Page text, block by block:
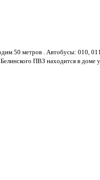
50 метров . Автобусы: 010,
ПВЗ находится в доме